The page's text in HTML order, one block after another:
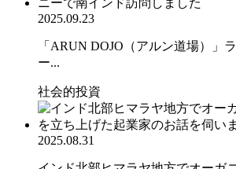
2025.09.23
「ARUN DOJO（アルン道場）」
ー...
社会的投資
2025.08.31